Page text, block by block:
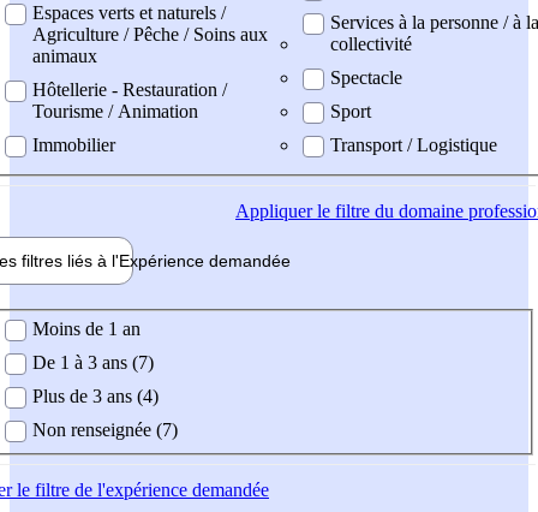
Espaces verts et naturels /
Agriculture / Pêche / Soins aux
animaux
Hôtellerie - Restauration /
Tourisme / Animation
Immobilier
Services à la personne / à la
collectivité
Spectacle
Sport
Transport / Logistique
Appliquerle filtre du domaine
filtres liés à l'Expérience demandée
demandée
Moins de 1 an
De 1 à 3 ans (7)
Plus de 3 ans (4)
Non renseignée (7)
le filtre de l'expérience demandée